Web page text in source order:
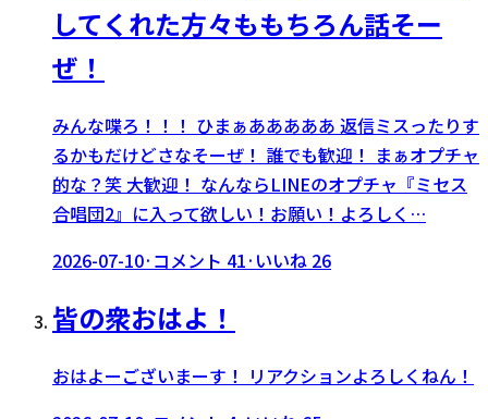
してくれた方々ももちろん話そー
ぜ！
みんな喋ろ！！！ ひまぁあああああ 返信ミスったりす
るかもだけどさなそーぜ！ 誰でも歓迎！ まぁオプチャ
的な？笑 大歓迎！ なんならLINEのオプチャ『ミセス
合唱団2』に入って欲しい！お願い！よろしく…
2026-07-10· コメント 41· いいね 26
皆の衆おはよ！
おはよーございまーす！ リアクションよろしくねん！